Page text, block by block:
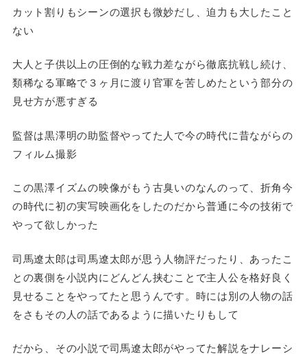
カット割りもシーンの選択も微妙だし、迫力も大したこと
ない
大人と子供以上の圧倒的な戦力差ながら徹底抗戦し続け、
類稀なる軍略で３ヶ月に渡り官軍を苦しめたという部分の
見せ方が悪すぎる
監督は黒澤明の助監督やってた人で今の時代に昔ながらの
フィルム撮影
この黒澤イズムの映像がもう古臭いのなんのって、折角今
の時代に初の実写映画化をしたのだから普通に今の技術で
やって欲しかった
司馬遼太郎は司馬遼太郎が思う人物評だったり、あったこ
との裏側を小説内にどんどん挟むことで主人公を格好良く
見せることをやってたと思うんです。時には別の人物の話
をさもその人の話であるように描いたりもして
だから、その小説で司馬遼太郎がやってた解説をナレーシ